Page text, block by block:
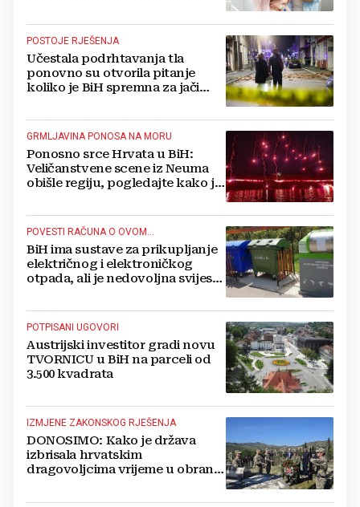
potrebna“
POSTOJE RJEŠENJA
Učestala podrhtavanja tla
ponovno su otvorila pitanje
koliko je BiH spremna za jači
GRMLJAVINA PONOSA NA MORU
Ponosno srce Hrvata u BiH:
Veličanstvene scene iz Neuma
obišle regiju, pogledajte kako je
POVESTI RAČUNA O OVOM...
BiH ima sustave za prikupljanje
električnog i elektroničkog
otpada, ali je nedovoljna svijest
POTPISANI UGOVORI
Austrijski investitor gradi novu
TVORNICU u BiH na parceli od
3.500 kvadrata
IZMJENE ZAKONSKOG RJEŠENJA
DONOSIMO: Kako je država
izbrisala hrvatskim
dragovoljcima vrijeme u obrani